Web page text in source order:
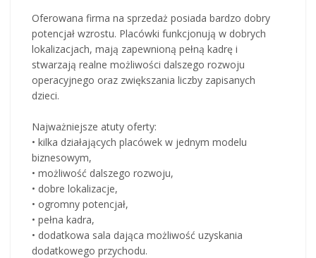
Oferowana firma na sprzedaż posiada bardzo dobry
potencjał wzrostu. Placówki funkcjonują w dobrych
lokalizacjach, mają zapewnioną pełną kadrę i
stwarzają realne możliwości dalszego rozwoju
operacyjnego oraz zwiększania liczby zapisanych
dzieci.
Najważniejsze atuty oferty:
• kilka działających placówek w jednym modelu
biznesowym,
• możliwość dalszego rozwoju,
• dobre lokalizacje,
• ogromny potencjał,
• pełna kadra,
• dodatkowa sala dająca możliwość uzyskania
dodatkowego przychodu.